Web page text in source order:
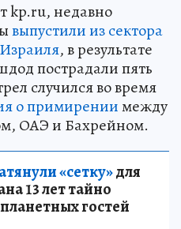
kp.ru, недавно
выпустили из сектора
, в результате
пострадали пять
случился во время
о примирениимежду
ОАЭ и Бахрейном.
«сетку»для
13 лет тайно
гостей